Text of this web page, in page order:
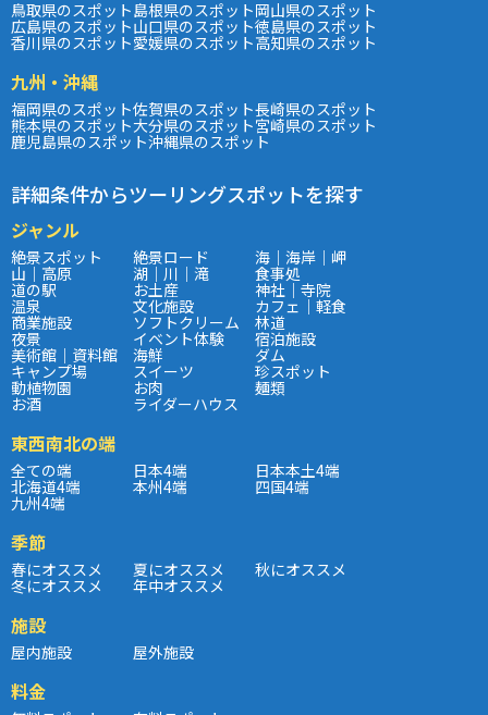
鳥取県のスポット島根県のスポット岡山県のスポット
広島県のスポット山口県のスポット徳島県のスポット
香川県のスポット愛媛県のスポット高知県のスポット
九州・沖縄
福岡県のスポット佐賀県のスポット長崎県のスポット
熊本県のスポット大分県のスポット宮崎県のスポット
鹿児島県のスポット沖縄県のスポット
詳細条件からツーリングスポットを探す
ジャンル
絶景スポット 絶景ロード 海｜海岸｜岬
山｜高原 湖｜川｜滝 食事処
道の駅 お土産 神社｜寺院
温泉 文化施設 カフェ｜軽食
商業施設 ソフトクリーム 林道
夜景 イベント体験 宿泊施設
美術館｜資料館 海鮮 ダム
キャンプ場 スイーツ 珍スポット
動植物園 お肉 麺類
お酒 ライダーハウス
東西南北の端
全ての端 日本4端 日本本土4端
北海道4端 本州4端 四国4端
九州4端
季節
春にオススメ 夏にオススメ 秋にオススメ
冬にオススメ 年中オススメ
施設
屋内施設 屋外施設
料金